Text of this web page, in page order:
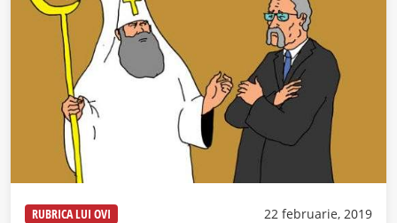
RUBRICA LUI OVI 22 februarie, 2019